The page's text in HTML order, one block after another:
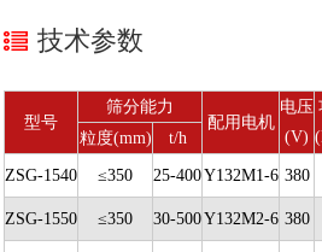
技术参数
型号
筛分能力
配用电机
电压
(V)
粒度(mm)
t/h
ZSG-1540 ≤350 25-400Y132M1-6 380
ZSG-1550 ≤350 30-500Y132M2-6 380